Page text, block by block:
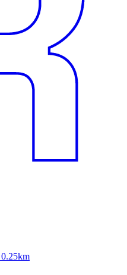
0.25km